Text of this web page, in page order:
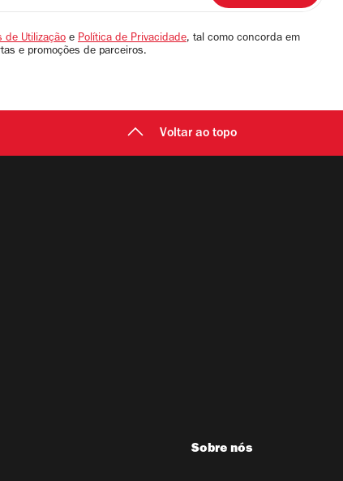
de Utilização e Política de Privacidade, tal como concorda em
e promoções de parceiros.
Voltar ao topo
Sobre nós